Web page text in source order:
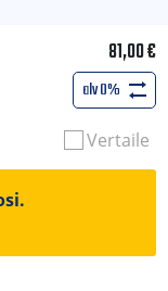
81,00€
alv 0%
Vertaile